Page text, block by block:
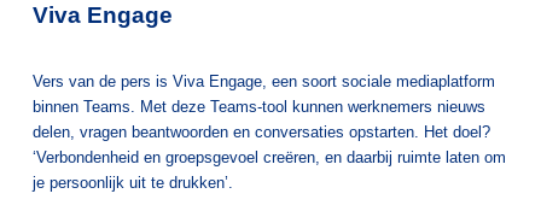
Viva Engage
Vers van de pers is Viva Engage, een soort sociale mediaplatform
binnen Teams. Met deze Teams-tool kunnen werknemers nieuws
delen, vragen beantwoorden en conversaties opstarten. Het doel?
‘Verbondenheid en groepsgevoel creëren, en daarbij ruimte laten om
je persoonlijk uit te drukken’.